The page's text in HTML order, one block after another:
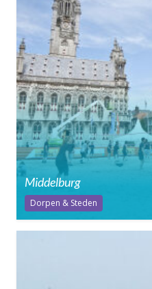
Middelburg
Dorpen & Steden